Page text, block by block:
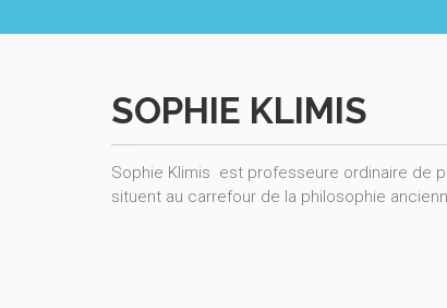
SOPHIE KLIMIS
Sophie Klimis est professeure ordinaire de
situent au carrefour de la philosophie